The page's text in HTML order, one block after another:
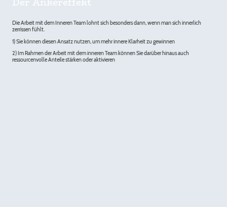
Die Arbeit mit dem Inneren Team lohnt sich besonders dann, wenn man sich innerlich
zerrissen fühlt.
1) Sie können diesen Ansatz nutzen, um mehr innere Klarheit zu gewinnen
2) Im Rahmen der Arbeit mit dem inneren Team können Sie darüber hinaus auch
ressourcenvolle Anteile stärken oder aktivieren